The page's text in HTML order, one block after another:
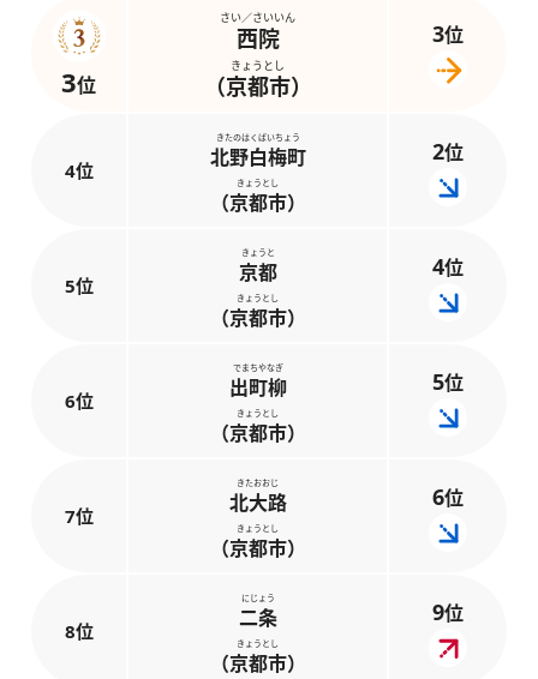
3位
さい／さいいん
西院
きょうとし
（京都市）
3位
4位
きたのはくばいちょう
北野白梅町
きょうとし
（京都市）
2位
5位
きょうと
京都
きょうとし
（京都市）
4位
6位
でまちやなぎ
出町柳
きょうとし
（京都市）
5位
7位
きたおおじ
北大路
きょうとし
（京都市）
6位
8位
にじょう
二条
きょうとし
（京都市）
9位